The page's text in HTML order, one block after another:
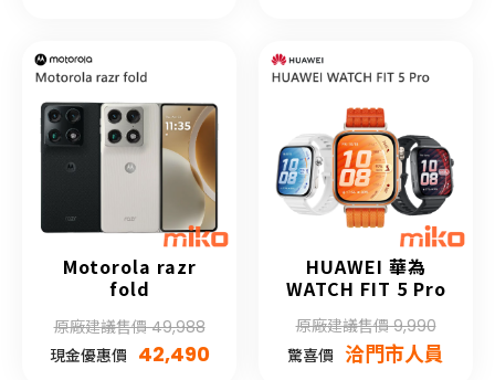
Motorola razr
fold
原廠建議售價 49,988
現金優惠價 42,490
HUAWEI 華為
WATCH FIT 5 Pro
原廠建議售價 9,990
驚喜價 洽門市人員